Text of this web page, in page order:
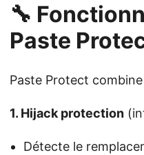
🔧
Paste
Paste Protect
1. Hijack protection
Détecte le